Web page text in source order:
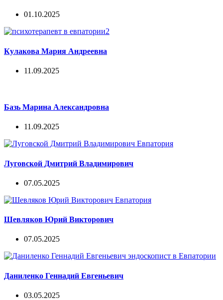
01.10.2025
Кулакова Мария Андреевна
11.09.2025
Базь Марина Александровна
11.09.2025
Луговской Дмитрий Владимирович
07.05.2025
Шевляков Юрий Викторович
07.05.2025
Даниленко Геннадий Евгеньевич
03.05.2025